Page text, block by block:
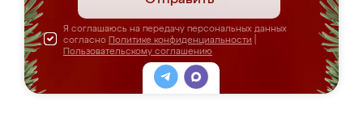
Я соглашаюсь на передачу персональных данных
согласно Политике конфиденциальности
Пользовательскому соглашению